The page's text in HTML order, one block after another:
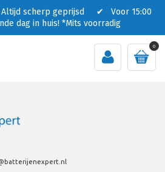
scherp geprijsd ✔ Voor 15:00
dag in huis! *Mits voorradig
0